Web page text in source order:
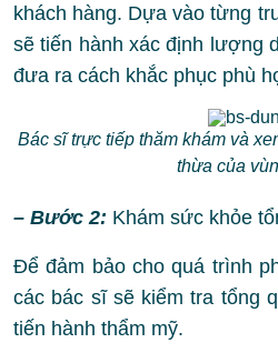
khách hàng. Dựa vào từng
sẽ tiến hành xác định lượng
đưa ra cách khắc phục phù
Bác sĩ trực tiếp thăm khám và
thừa của
– Bước 2: Khám sức khỏe
Để đảm bảo cho quá trình
các bác sĩ sẽ kiểm tra tổng
tiến hành thẩm mỹ.